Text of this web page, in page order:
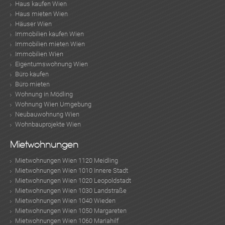
Haus kaufen Wien
Haus mieten Wien
Häuser Wien
Immobilien kaufen Wien
Immobilien mieten Wien
Immobilien Wien
Eigentumswohnung Wien
Büro kaufen
Büro mieten
Wohnung in Mödling
Wohnung Wien Umgebung
Neubauwohnung Wien
Wohnbauprojekte Wien
Mietwohnungen
Mietwohnungen Wien 1120 Meidling
Mietwohnungen Wien 1010 Innere Stadt
Mietwohnungen Wien 1020 Leopoldstadt
Mietwohnungen Wien 1030 Landstraße
Mietwohnungen Wien 1040 Wieden
Mietwohnungen Wien 1050 Margareten
Mietwohnungen Wien 1060 Mariahilf